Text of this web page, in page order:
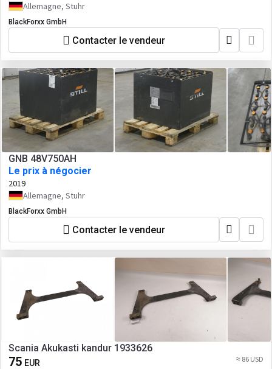
Allemagne, Stuhr
BlackForxx GmbH
Contacter le vendeur
GNB 48V750AH
Le prix à négocier
2019
Allemagne, Stuhr
BlackForxx GmbH
Contacter le vendeur
Scania Akukasti kandur 1933626
75 EUR ≈ 86 USD